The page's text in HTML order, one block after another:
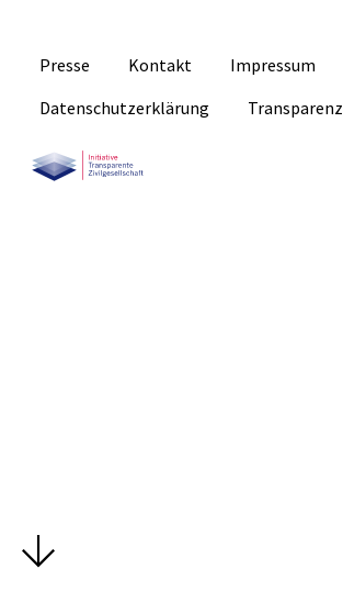
Presse Kontakt
Impressum
Datenschutzerklärung
Transparenz